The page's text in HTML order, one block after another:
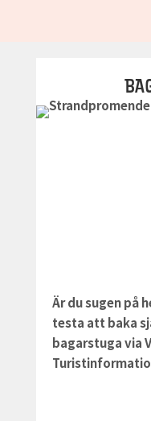
Är du sugen på
testa att baka
bagarstuga via